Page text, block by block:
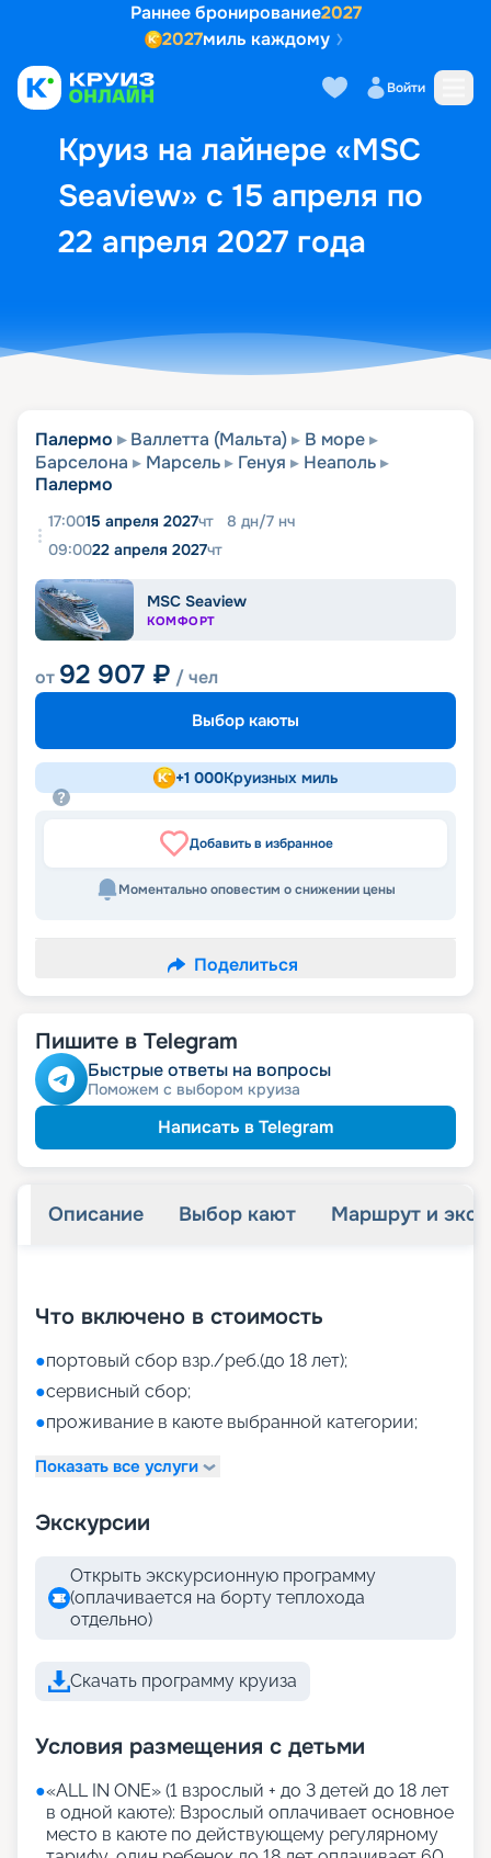
Раннее бронирование2027
2027миль каждому
Войти
Круиз на лайнере «MSC
Seaview» с 15 апреля по
22 апреля 2027 года
Выбор кают Маршрут и
Палермо Валлетта (Мальта)
В море
Барселона
Марсель Генуя
Неаполь
Палермо
17:0015 апреля 2027чт 8 дн/7 нч
09:0022 апреля 2027чт
MSC Seaview
КОМФОРТ
от 92 907 ₽ / чел
Выбор каюты
+1 000Круизных миль
Добавить в избранное
Моментально оповестим о снижении цены
Поделиться
Пишите в Telegram
Быстрые ответы на вопросы
Поможем с выбором круиза
Написать в Telegram
Описание Выбор кают Маршрут и
Что включено в стоимость
●портовый сбор взр./реб.(до 18 лет);
●сервисный сбор;
●проживание в каюте выбранной категории;
Показать все услуги
Экскурсии
Открыть экскурсионную программу
(оплачивается на борту теплохода
отдельно)
Скачать программу круиза
Условия размещения с детьми
●«АLL IN ONE» (1 взрослый + до 3 детей до 18 лет
в одной каюте): Взрослый оплачивает основное
место в каюте по действующему регулярному